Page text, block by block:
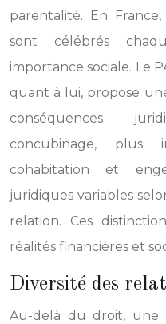
parentalité. En
sont célébrés
importance sociale. Le
quant à lui, propose
conséquences
concubinage, plus
cohabitation et
juridiques variables
relation. Ces
réalités financières et
Diversité des
Au-delà du droit, une